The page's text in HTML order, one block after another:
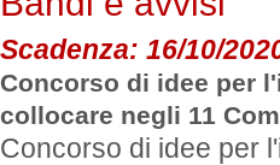
Scadenza: 16/10/
Concorso di idee per
collocare negli 11
Concorso di idee per